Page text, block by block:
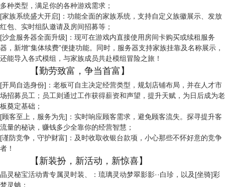
多种类型，满足你的各种游戏需求；
[家族系统盛大开启]：功能全面的家族系统，支持自定义族徽展示、发放
红包、实时组队邀请及房间招募等；
[沙盒服务器全面升级]：现可在游戏内直接使用房间卡购买或续租服务
器，新增“集体续费”便捷功能。同时，服务器支持家族挂靠及名称展示，
还能导入各式模组，与家族成员共赴模组冒险之旅！
【勤劳致富，争当首富】
[开局自选身份]：老板可自主决定经营类型，规划店铺布局，并在人才市
场招募员工；员工则通过工作获得薪资和声望，提升天赋，为日后成为老
板奠定基础；
[顾客至上，服务为先]：实时响应顾客需求，避免顾客流失。探寻提升客
流量的秘诀，赚钱多少全靠你的经营智慧；
[谨防竞争，守护财富]：及时收取收银台款项，小心那些不怀好意的竞争
者！
【新装扮，新活动，新惊喜】
晶灵秘宝活动青专属灵时装、：琉璃灵动梦翠影影··白珍，以及[坐骑]彩
梦灵蚺；